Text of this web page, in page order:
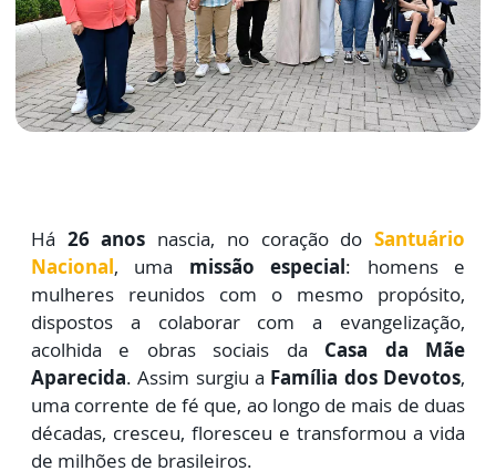
Há 26 anos nascia, no coração doSantuário
Nacional, uma missão especial: homens e
mulheres reunidos com o mesmo propósito,
dispostos a colaborar com a evangelização,
acolhida e obras sociais da Casa da Mãe
Aparecida. Assim surgiu a Família dos Devotos,
uma corrente de fé que, ao longo de mais de duas
décadas, cresceu, floresceu e transformou a vida
de milhões de brasileiros.